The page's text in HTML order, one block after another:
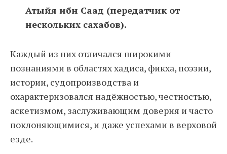
Атыйя ибн Саад (передатчик от
нескольких сахабов).
Каждый из них отличался широкими
познаниями в областях хадиса, фикха, поэзии,
истории, судопроизводства и
охарактеризовался надёжностью, честностью,
аскетизмом, заслуживающим доверия и часто
поклоняющимися, и даже успехами в верховой
езде.